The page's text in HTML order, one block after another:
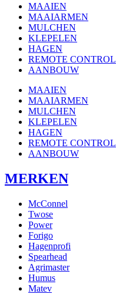
MAAIEN
MAAIARMEN
MULCHEN
KLEPELEN
HAGEN
REMOTE CONTROL
AANBOUW
MAAIEN
MAAIARMEN
MULCHEN
KLEPELEN
HAGEN
REMOTE CONTROL
AANBOUW
MERKEN
McConnel
Twose
Power
Forigo
Hagenprofi
Spearhead
Agrimaster
Humus
Matev